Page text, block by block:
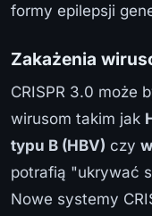
formy epilepsji
Zakażenia
CRISPR 3.0 może
wirusom takim jak
typu B (HBV) czy
potrafią "ukrywać
Nowe systemy